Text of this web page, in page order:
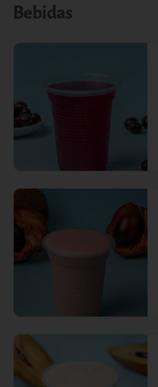
Bebidas